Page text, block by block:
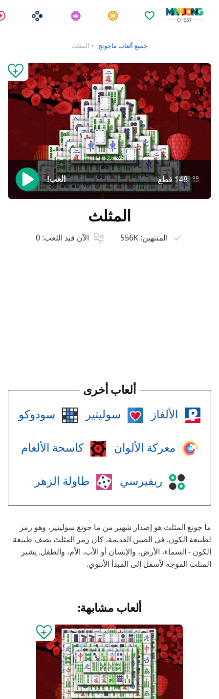
المفضلات المهام
جميع ألعاب ماجونج المثلث
148 قطع العب!
المثلث
المنتهين:556K الآن قيد اللعب:0
ألعاب أخرى
الألغاز سوليتير سودوكو
معركة الألوان كاسحة الألغام
ريفيرسي طاولة الزهر
ما جونغ المثلث هو إصدار شهير من ما جونغ سوليتير، وهو رمز
لطبيعة الكون. في الصين القديمة، كان رمز المثلث يصف طبيعة
الكون - السماء، الأرض، والإنسان أو الأب، الأم، والطفل. يشير
المثلث الموجه لأسفل إلى المبدأ الأنثوي.
ألعاب مشابهة: